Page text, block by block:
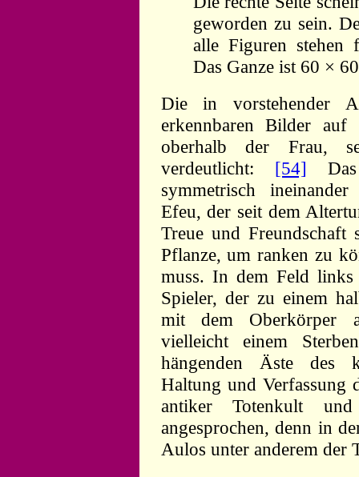
geworden zu sein.
alle Figuren stehen
Das Ganze ist 60 ×
Die in vorstehender
erkennbaren Bilder
oberhalb der Frau,
verdeutlicht: [54]
symmetrisch
Efeu, der seit dem
Treue und Freundschaft
Pflanze, um ranken zu
muss. In dem Feld
Spieler, der zu einem
mit dem Oberkörper
vielleicht einem
hängenden Äste des
Haltung und Verfassung
antiker Totenkult
angesprochen, denn in
Aulos unter anderem der